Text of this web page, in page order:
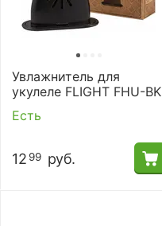
Увлажнитель для
укулеле FLIGHT FHU-BK
Есть
12 99 руб.